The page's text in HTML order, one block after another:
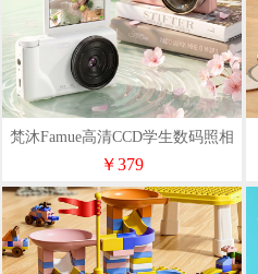
梵沐Famue高清CCD学生数码照相
机FC02（32G）
￥379